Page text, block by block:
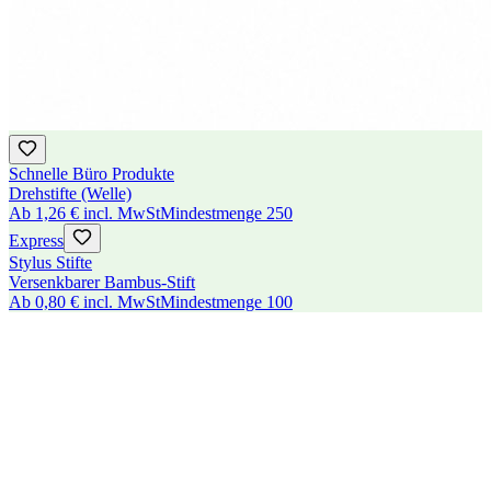
Schnelle Büro Produkte
Drehstifte (Welle)
Ab 1,26 € incl. MwStMindestmenge 250
Express
Stylus Stifte
Versenkbarer Bambus-Stift
Ab 0,80 € incl. MwStMindestmenge 100